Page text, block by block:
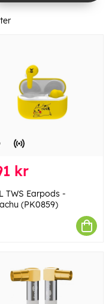
kr
TWS Earpods -
(PK0859)